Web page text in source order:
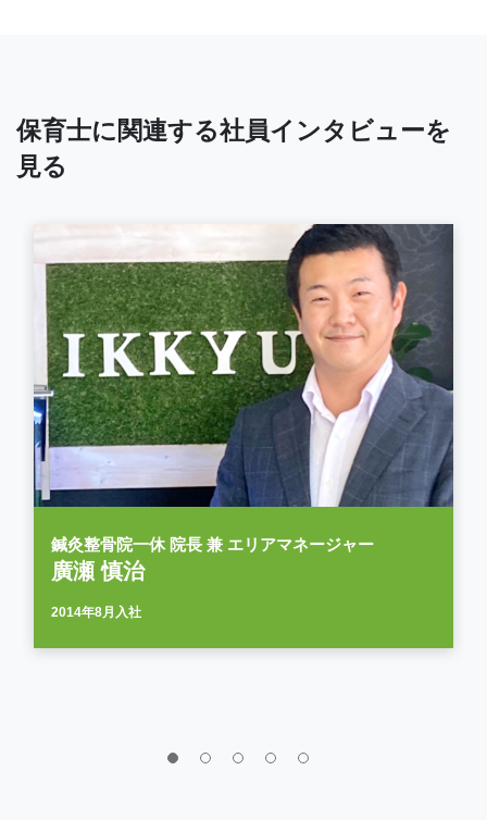
保育士に関連する社員インタビューを
見る
鍼灸整骨院一休 院長 兼 エリアマネージャー
廣瀬 慎治
2014年8月入社